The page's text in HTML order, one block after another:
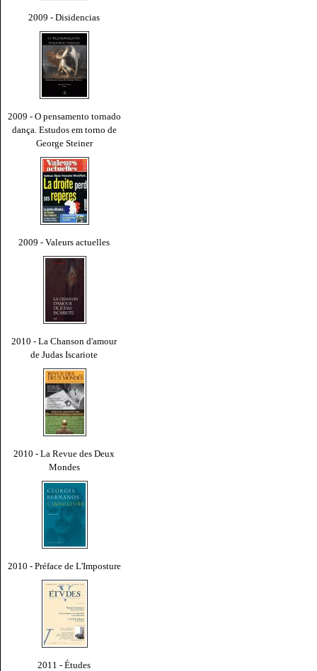
2009 - Disidencias
2009 - O pensamento tornado
dança. Estudos em torno de
George Steiner
2009 - Valeurs actuelles
2010 - La Chanson d'amour
de Judas Iscariote
2010 - La Revue des Deux
Mondes
2010 - Préface de L'Imposture
2011 - Études